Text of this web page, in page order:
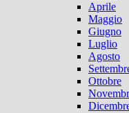
Aprile
Maggio
Giugno
Luglio
Agosto
Ottobre